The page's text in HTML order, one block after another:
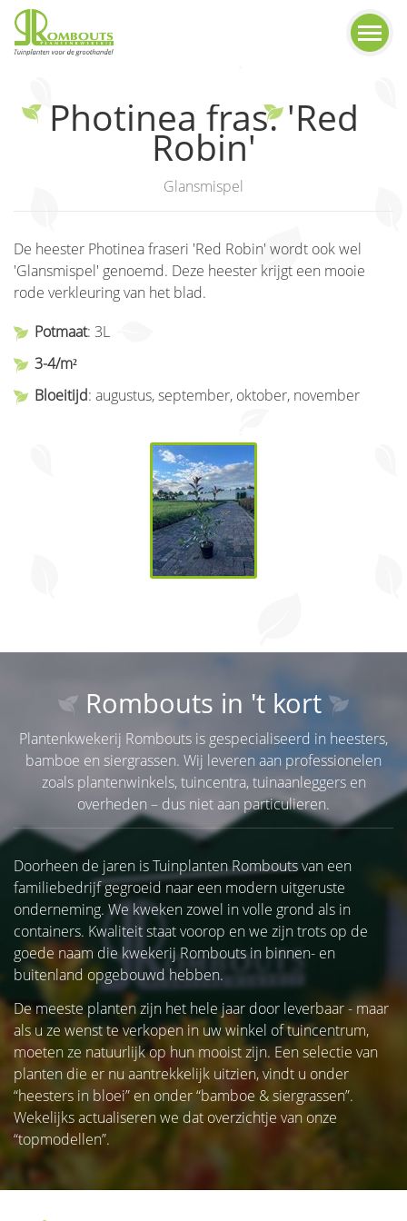
Photinea fras. 'Red
Robin'
Glansmispel
De heester Photinea fraseri 'Red Robin' wordt ook wel
'Glansmispel' genoemd. Deze heester krijgt een mooie
rode verkleuring van het blad.
Potmaat: 3L
3-4/m²
Bloeitijd: augustus, september, oktober, november
Rombouts in 't kort
Plantenkwekerij Rombouts is gespecialiseerd in heesters,
bamboe en siergrassen. Wij leveren aan professionelen
zoals plantenwinkels, tuincentra, tuinaanleggers en
overheden – dus niet aan particulieren.
Doorheen de jaren is Tuinplanten Rombouts van een
familiebedrijf gegroeid naar een modern uitgeruste
onderneming. We kweken zowel in volle grond als in
containers. Kwaliteit staat voorop en we zijn trots op de
goede naam die kwekerij Rombouts in binnen- en
buitenland opgebouwd hebben.
De meeste planten zijn het hele jaar door leverbaar - maar
als u ze wenst te verkopen in uw winkel of tuincentrum,
moeten ze natuurlijk op hun mooist zijn. Een selectie van
planten die er nu aantrekkelijk uitzien, vindt u onder
“heesters in bloei” en onder “bamboe & siergrassen”.
Wekelijks actualiseren we dat overzichtje van onze
“topmodellen”.